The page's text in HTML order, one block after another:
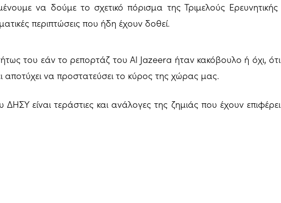
να δούμε το σχετικό πόρισμα της Τριμελούς Ερευνητικής
περιπτώσεις που ήδη έχουν δοθεί.
του εάν το ρεπορτάζ του Al Jazeera ήταν κακόβουλο ή όχι, ότι
αποτύχει να προστατεύσει το κύρος της χώρας μας.
είναι τεράστιες και ανάλογες της ζημιάς που έχουν επιφέρει